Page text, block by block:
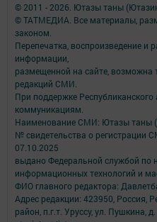
© 2011 - 2026. Ютазы таны
© ТАТМЕДИА. Все материалы,
законом.
Перепечатка, воспроизведение и
информации,
размещенной на сайте, возможна
редакций СМИ.
При поддержке
коммуникациям.
Наименование СМИ: Ютазы таны
№ свидетельства о
07.10.2025
выдано Федеральной службой по
информационных технологий и
ФИО главного редактора:
Адрес редакции: 423950, Россия,
район, п.г.т. Уруссу, ул. Пушкина,